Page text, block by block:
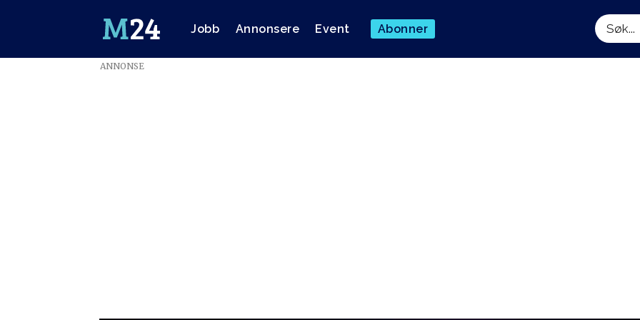
Jobb Annonsere Event Abonner
Søk
ANNONSE